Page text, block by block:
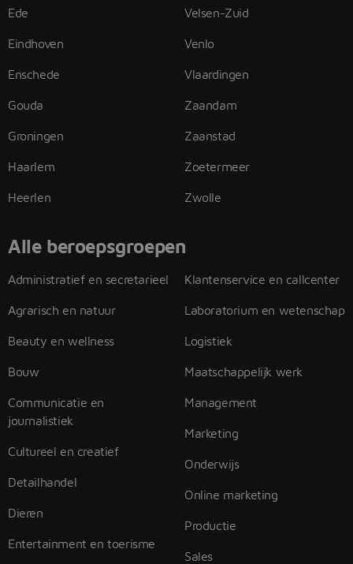
Ede
Eindhoven
Enschede
Gouda
Groningen
Haarlem
Heerlen
Velsen-Zuid
Venlo
Vlaardingen
Zaandam
Zaanstad
Zoetermeer
Zwolle
Alle beroepsgroepen
Administratief en secretarieel
Agrarisch en natuur
Beauty en wellness
Bouw
Communicatie en
journalistiek
Cultureel en creatief
Detailhandel
Dieren
Entertainment en toerisme
Klantenservice en callcenter
Laboratorium en wetenschap
Logistiek
Maatschappelijk werk
Management
Marketing
Onderwijs
Online marketing
Productie
Sales